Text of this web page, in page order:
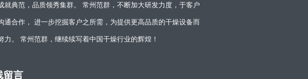
就典范，品质领秀集群。 常州范群，不断加大研发力度，于客户
通合作， 进一步挖掘客户之所需，为提供更高品质的干燥设备而
力。 常州范群，继续续写着中国干燥行业的辉煌！
留言